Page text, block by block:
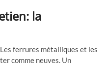
la
ferrures métalliques et les
comme neuves. Un